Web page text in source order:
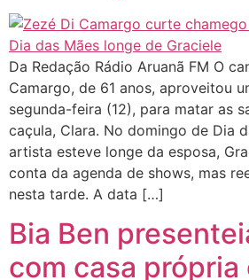
Da Redação Rádio Aruanã FM O
Camargo, de 61 anos, aproveitou
segunda-feira (12), para matar as
caçula, Clara. No domingo de Dia
artista esteve longe da esposa,
conta da agenda de shows, mas
nesta tarde. A data […]
Bia Ben
com casa própria